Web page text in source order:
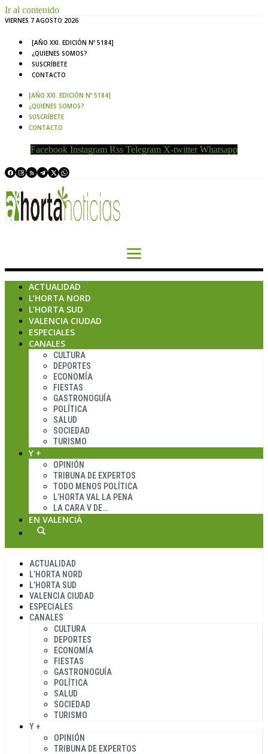
Ir al contenido
VIERNES 7 AGOSTO 2026
[AÑO XXI. EDICIÓN Nº 5184]
¿QUIENES SOMOS?
SUSCRÍBETE
CONTACTO
[AÑO XXI. EDICIÓN Nº 5184]
¿QUIENES SOMOS?
SUSCRÍBETE
CONTACTO
Facebook Instagram Rss Telegram X-twitter Whatsapp
ACTUALIDAD
L’HORTA NORD
L’HORTA SUD
VALENCIA CIUDAD
ESPECIALES
CANALES
CULTURA
DEPORTES
ECONOMÍA
FIESTAS
GASTRONOGUÍA
POLÍTICA
SALUD
SOCIEDAD
TURISMO
Y +
OPINIÓN
TRIBUNA DE EXPERTOS
TODO MENOS POLÍTICA
L’HORTA VAL LA PENA
LA CARA V DE…
EN VALENCIÀ
ACTUALIDAD
L’HORTA NORD
L’HORTA SUD
VALENCIA CIUDAD
ESPECIALES
CANALES
CULTURA
DEPORTES
ECONOMÍA
FIESTAS
GASTRONOGUÍA
POLÍTICA
SALUD
SOCIEDAD
TURISMO
Y +
OPINIÓN
TRIBUNA DE EXPERTOS